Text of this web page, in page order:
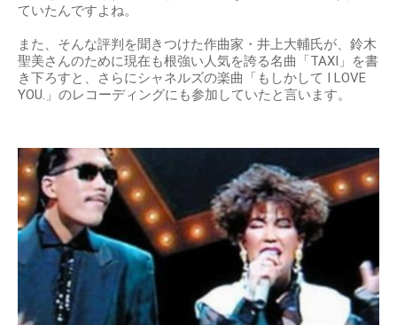
ていたんですよね。
また、そんな評判を聞きつけた作曲家・井上大輔氏が、鈴木
聖美さんのために現在も根強い人気を誇る名曲「TAXI」を書
き下ろすと、さらにシャネルズの楽曲「もしかして I LOVE
YOU.」のレコーディングにも参加していたと言います。